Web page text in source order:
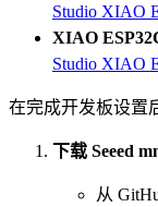
Studio XIAO
XIAO
Studio XIAO
在完成开发板设置
下载 Seeed
从